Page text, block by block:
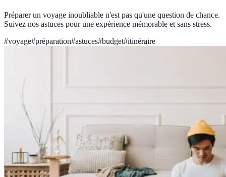
Préparer un voyage inoubliable n'est pas qu'une question de chance.
Suivez nos astuces pour une expérience mémorable et sans stress.
#voyage#préparation#astuces#budget#itinéraire